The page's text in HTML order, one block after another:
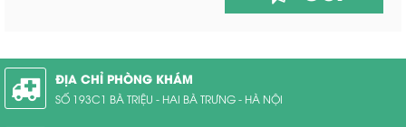
ĐỊA CHỈ PHÒNG KHÁM
SỐ 193C1 BÀ TRIỆU - HAI BÀ TRƯNG - HÀ NỘI